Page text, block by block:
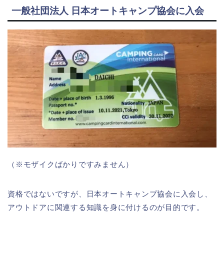
一般社団法人 日本オートキャンプ協会に入会
（※モザイクばかりですみません）
資格ではないですが、日本オートキャンプ協会に入会し、
アウトドアに関連する知識を身に付けるのが目的です。